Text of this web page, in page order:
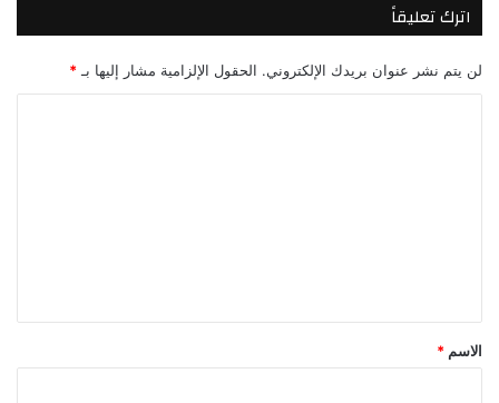
اترك تعليقاً
لن يتم نشر عنوان بريدك الإلكتروني. الحقول الإلزامية مشار إليها بـ *
*
الاسم *